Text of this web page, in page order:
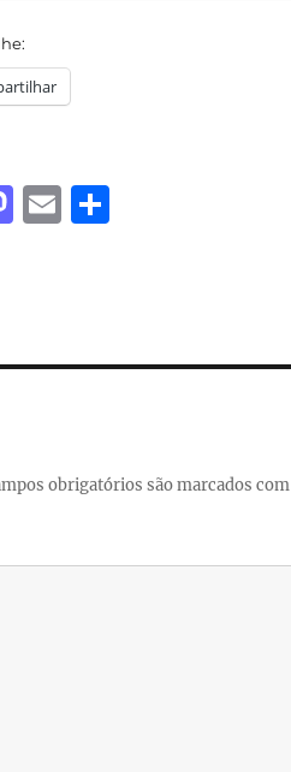
M
d
E S
obrigatórios são marcados com